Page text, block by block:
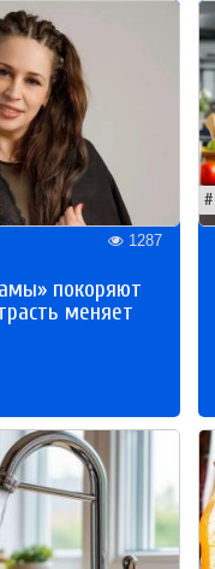
1287
покоряют
меняет